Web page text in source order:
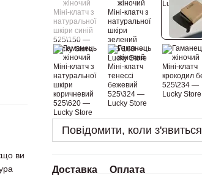
ви
Повідомити, коли з'явиться
Доставка
Оплата